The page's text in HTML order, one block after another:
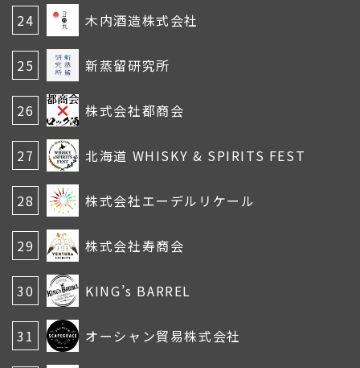
24 木内酒造株式会社
25 新蒸留研究所
26 株式会社都商会
27 北海道 WHISKY & SPIRITS FEST
28 株式会社エーデルリケール
29 株式会社寿商会
30 KING’s BARREL
31 オーシャン貿易株式会社